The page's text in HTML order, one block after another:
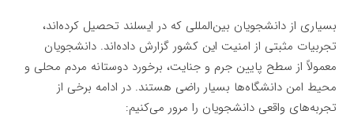
بسیاری از دانشجویان بین‌المللی که در ایسلند تحصیل کرده‌اند،
تجربیات مثبتی از امنیت این کشور گزارش داده‌اند. دانشجویان
معمولاً از سطح پایین جرم و جنایت، برخورد دوستانه مردم محلی و
محیط امن دانشگاه‌ها بسیار راضی هستند. در ادامه برخی از
تجربه‌های واقعی دانشجویان را مرور می‌کنیم: